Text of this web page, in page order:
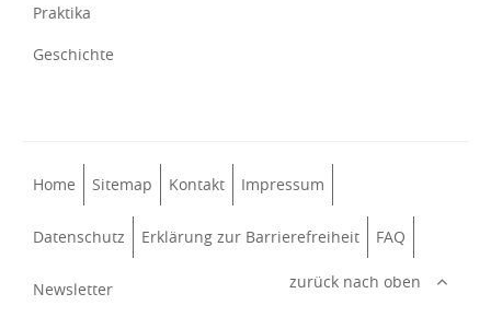
Praktika
Geschichte
Home Sitemap Kontakt Impressum
Datenschutz Erklärung zur Barrierefreiheit FAQ
Newsletter zurück nach oben